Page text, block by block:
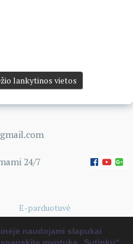
lankytinos vietos
24/7
E-parduotuvė
0 items €0.00
naudojami slapukai